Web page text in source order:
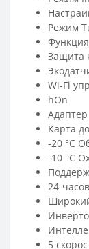
Режим
Защита
Wi-Fi
hOn
Карта
-20 °C
-10 °C
24-
5